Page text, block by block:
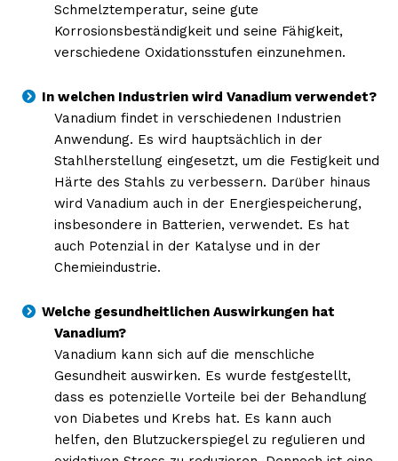
Schmelztemperatur, seine gute
Korrosionsbeständigkeit und seine Fähigkeit,
verschiedene Oxidationsstufen einzunehmen.
In welchen Industrien wird Vanadium verwendet?
Vanadium findet in verschiedenen Industrien
Anwendung. Es wird hauptsächlich in der
Stahlherstellung eingesetzt, um die Festigkeit und
Härte des Stahls zu verbessern. Darüber hinaus
wird Vanadium auch in der Energiespeicherung,
insbesondere in Batterien, verwendet. Es hat
auch Potenzial in der Katalyse und in der
Chemieindustrie.
Welche gesundheitlichen Auswirkungen hat
Vanadium?
Vanadium kann sich auf die menschliche
Gesundheit auswirken. Es wurde festgestellt,
dass es potenzielle Vorteile bei der Behandlung
von Diabetes und Krebs hat. Es kann auch
helfen, den Blutzuckerspiegel zu regulieren und